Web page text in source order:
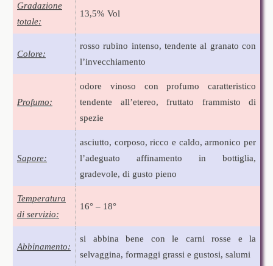
Gradazione
totale:
13,5% Vol
Colore:
rosso rubino intenso, tendente al granato con
l’invecchiamento
Profumo:
odore vinoso con profumo caratteristico
tendente all’etereo, fruttato frammisto di
spezie
Sapore:
asciutto, corposo, ricco e caldo, armonico per
l’adeguato affinamento in bottiglia,
gradevole, di gusto pieno
Temperatura
di servizio:
16° – 18°
Abbinamento:
si abbina bene con le carni rosse e la
selvaggina, formaggi grassi e gustosi, salumi